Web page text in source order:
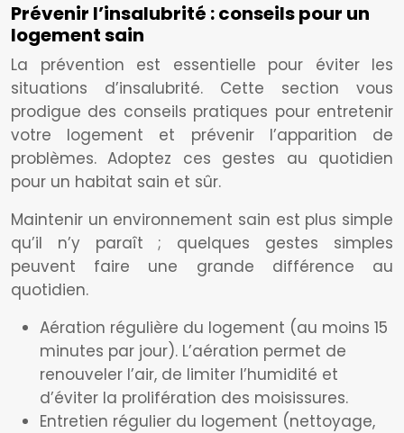
Prévenir l’insalubrité : conseils pour un
logement sain
La prévention est essentielle pour éviter les
situations d’insalubrité. Cette section vous
prodigue des conseils pratiques pour entretenir
votre logement et prévenir l’apparition de
problèmes. Adoptez ces gestes au quotidien
pour un habitat sain et sûr.
Maintenir un environnement sain est plus simple
qu’il n’y paraît ; quelques gestes simples
peuvent faire une grande différence au
quotidien.
Aération régulière du logement (au moins 15
minutes par jour). L’aération permet de
renouveler l’air, de limiter l’humidité et
d’éviter la prolifération des moisissures.
Entretien régulier du logement (nettoyage,